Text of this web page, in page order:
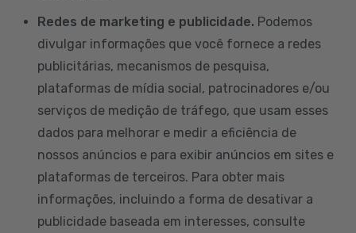
Redes de marketing e publicidade. Podemos
divulgar informações que você fornece a redes
publicitárias, mecanismos de pesquisa,
plataformas de mídia social, patrocinadores e/ou
serviços de medição de tráfego, que usam esses
dados para melhorar e medir a eficiência de
nossos anúncios e para exibir anúncios em sites e
plataformas de terceiros. Para obter mais
informações, incluindo a forma de desativar a
publicidade baseada em interesses, consulte